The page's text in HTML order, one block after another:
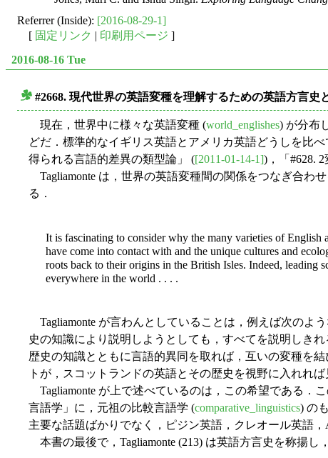
Referrer (Inside): [2016-08-29-1]
[ 固定リンク | 印刷用ページ ]
2016-08-16 Tue
#2668. 現代世界の英語変種を理解するための英語方言史
現在，世界中に様々な英語変種 (world_englishes) が分布
どだ．標準的なイギリス英語とアメリカ英語どうしを比
得られる言語的差異の類型論」 ([2011-01-14-1])，「#628.
Tagliamonte は，世界の英語変種間の関係をつなぎ合わ
る．
It is fascinating to consider why the many varieties of English
have come into contact with and the unique cultures and
roots back to their origins in the British Isles. Indeed, leading
everywhere in the world . . . .
Tagliamonte が言わんとしていることは，例えば次のよ
史の知識により説明しようとしても，すべてを説明しき
歴史の知識とともに言語的異同を取れば，互いの変種を
トが，スコットランドの英語とその歴史を視野に入れれ
Tagliamonte が上で述べているのは，この希望である．
言語学」に，元祖の比較言語学 (comparative_linguistics) の
主要な話題ばかりでなく，ピジン英語，クレオール英語
本書の最後で，Tagliamonte (213) は英語方言史を称揚し